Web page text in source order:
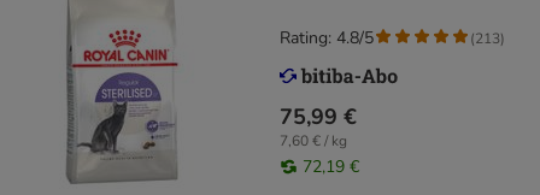
75,99 €
7,60 € / kg
72,19 €
Rating: 4.8/5 (213)